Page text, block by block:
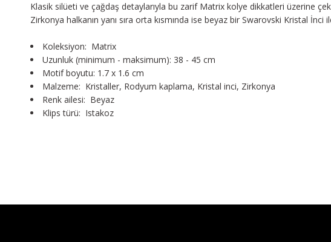
Klasik silüeti ve çağdaş detaylarıyla bu zarif Matrix kolye dikkatleri üzerine
Zirkonya halkanın yanı sıra orta kısmında ise beyaz bir Swarovski Kristal
Koleksiyon: Matrix
Uzunluk (minimum - maksimum): 38 - 45 cm
Motif boyutu: 1.7 x 1.6 cm
Malzeme: Kristaller, Rodyum kaplama, Kristal inci, Zirkonya
Renk ailesi: Beyaz
Klips türü: Istakoz